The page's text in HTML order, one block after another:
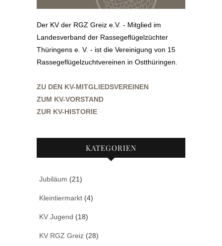
Der KV der RGZ Greiz e.V. - Mitglied im
Landesverband der Rassegeflügelzüchter
Thüringens e. V. - ist die Vereinigung von 15
Rassegeflügelzuchtvereinen in Ostthüringen.
ZU DEN KV-MITGLIEDSVEREINEN
ZUM KV-VORSTAND
ZUR KV-HISTORIE
KATEGORIEN
Jubiläum (21)
Kleintiermarkt (4)
KV Jugend (18)
KV RGZ Greiz (28)